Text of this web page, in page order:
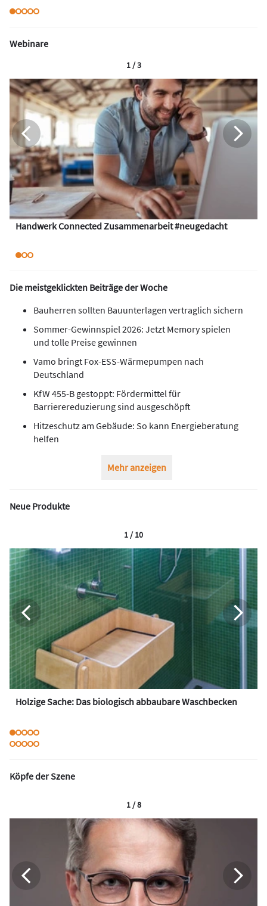
Webinare
Handwerk Connected Zusammenarbeit #neugedacht
1 / 3
Die meistgeklickten Beiträge der Woche
Bauherren sollten Bauunterlagen vertraglich sichern
Sommer-Gewinnspiel 2026: Jetzt Memory spielen
und tolle Preise gewinnen
Vamo bringt Fox-ESS-Wärmepumpen nach
Deutschland
KfW 455-B gestoppt: Fördermittel für
Barrierereduzierung sind ausgeschöpft
Hitzeschutz am Gebäude: So kann Energieberatung
helfen
Mehr anzeigen
Neue Produkte
Holzige Sache: Das biologisch abbaubare Waschbecken
1 / 10
Köpfe der Szene
1 / 8